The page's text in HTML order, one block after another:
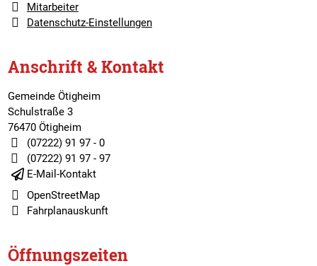
Mitarbeiter
Datenschutz-Einstellungen
Anschrift & Kontakt
Gemeinde Ötigheim
Schulstraße 3
76470 Ötigheim
(07222) 91 97 - 0
(07222) 91 97 - 97
E-Mail-Kontakt
OpenStreetMap
Fahrplanauskunft
Öffnungszeiten